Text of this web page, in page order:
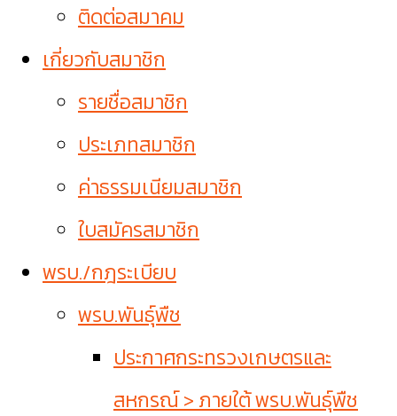
ติดต่อสมาคม
เกี่ยวกับสมาชิก
รายชื่อสมาชิก
ประเภทสมาชิก
ค่าธรรมเนียมสมาชิก
ใบสมัครสมาชิก
พรบ./กฎระเบียบ
พรบ.พันธุ์พืช
ประกาศกระทรวงเกษตรและ
สหกรณ์ > ภายใต้ พรบ.พันธุ์พืช